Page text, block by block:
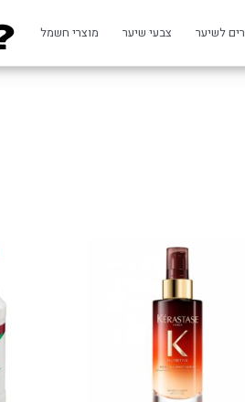
לשיער צבעי שיער מוצרי חשמל